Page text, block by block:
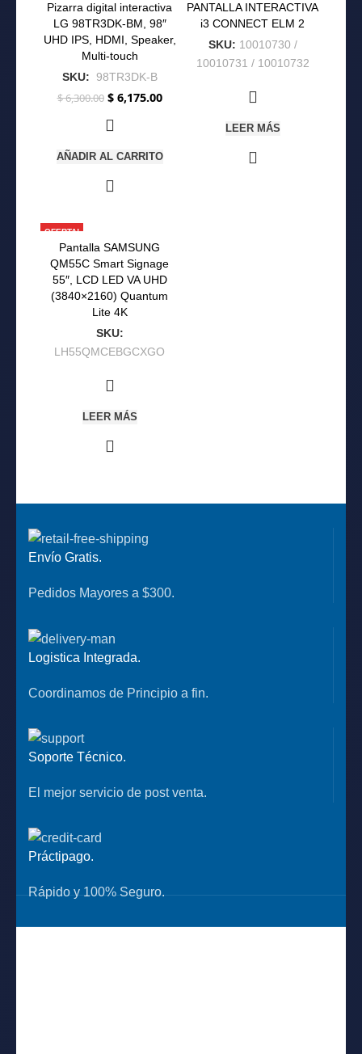
OFERTA!
Pizarra digital interactiva
LG 98TR3DK-BM, 98″
UHD IPS, HDMI, Speaker,
Multi-touch
SKU: 98TR3DK-B
$6,300.00 El
$ 6,300.00.
$6,175.00El
$ 6,175.00.
AÑADIR AL CARRITO
PANTALLA INTERACTIVA
i3 CONNECT ELM 2
SKU: 10010730 /
10010731 / 10010732
LEER MÁS
OFERTA!
Pantalla SAMSUNG
QM55C Smart Signage
55″, LCD LED VA UHD
(3840×2160) Quantum
Lite 4K
SKU:
LH55QMCEBGCXGO
LEER MÁS
Envío Gratis.
Pedidos Mayores a $300.
Logistica Integrada.
Coordinamos de Principio a fin.
Soporte Técnico.
El mejor servicio de post venta.
Práctipago.
Rápido y 100% Seguro.